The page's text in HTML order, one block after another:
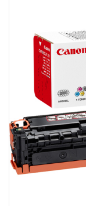
ORDINI